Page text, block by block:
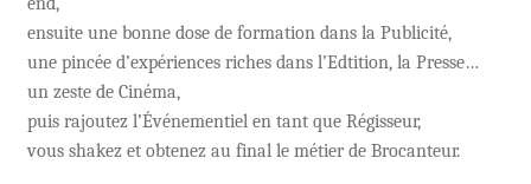
Mon compte
Règlement
ensuite une bonne dose de formation dans la Publicité,
une pincée d’expériences riches dans l’Edtition, la Presse…
un zeste de Cinéma,
puis rajoutez l’Événementiel en tant que Régisseur,
vous shakez et obtenez au final le métier de Brocanteur.